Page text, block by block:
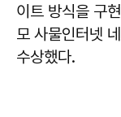
이트 방식을 구
모 사물인터넷
수상했다.